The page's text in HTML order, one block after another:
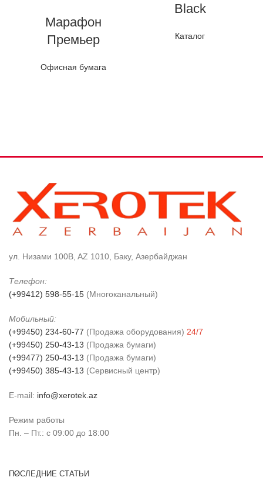
Марафон
Премьер
Офисная бумага
Black
Каталог
ул. Низами 100B, AZ 1010, Баку, Азербайджан
Телефон:
(+99412) 598-55-15 (Многоканальный)
Мобильный:
(+99450) 234-60-77 (Продажа оборудования) 24/7
(+99450) 250-43-13 (Продажа бумаги)
(+99477) 250-43-13 (Продажа бумаги)
(+99450) 385-43-13 (Сервисный центр)
E-mail: info@xerotek.az
Режим работы
Пн. – Пт.: с 09:00 до 18:00
ПОСЛЕДНИЕ СТАТЬИ